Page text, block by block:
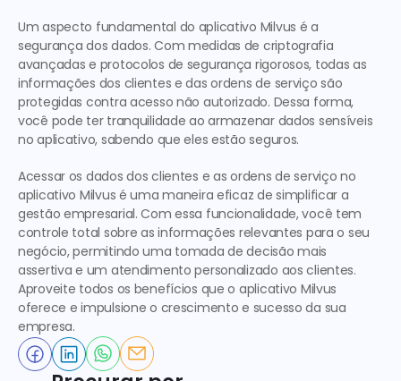
Um aspecto fundamental do aplicativo Milvus é a
segurança dos dados. Com medidas de criptografia
avançadas e protocolos de segurança rigorosos, todas as
informações dos clientes e das ordens de serviço são
protegidas contra acesso não autorizado. Dessa forma,
você pode ter tranquilidade ao armazenar dados sensíveis
no aplicativo, sabendo que eles estão seguros.
Acessar os dados dos clientes e as ordens de serviço no
aplicativo Milvus é uma maneira eficaz de simplificar a
gestão empresarial. Com essa funcionalidade, você tem
controle total sobre as informações relevantes para o seu
negócio, permitindo uma tomada de decisão mais
assertiva e um atendimento personalizado aos clientes.
Aproveite todos os benefícios que o aplicativo Milvus
oferece e impulsione o crescimento e sucesso da sua
empresa.